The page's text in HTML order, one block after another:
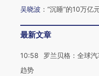
吴晓波 ： “沉睡”的10万亿
最新文章
10:58
罗兰贝格：全球
趋势